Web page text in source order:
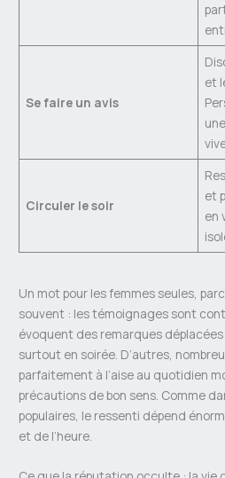
Se faire un avis
et
Circuler le soir
et
en
Un mot pour les femmes seules,
souvent : les témoignages sont
évoquent des remarques déplacées
surtout en soirée. D’autres,
parfaitement à l’aise au quotidien
précautions de bon sens. Comme
populaires, le ressenti dépend
et de l’heure.